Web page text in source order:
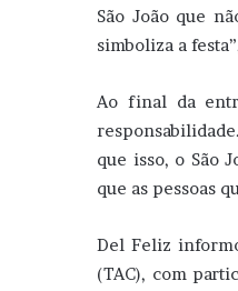
São João que
simboliza a
Ao final da
que isso, o São
que as pessoas
Del Feliz
(TAC), com